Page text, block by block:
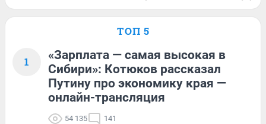
ТОП 5
1
«Зарплата — самая высокая в
Сибири»: Котюков рассказал
Путину про экономику края —
онлайн-трансляция
54 135 141